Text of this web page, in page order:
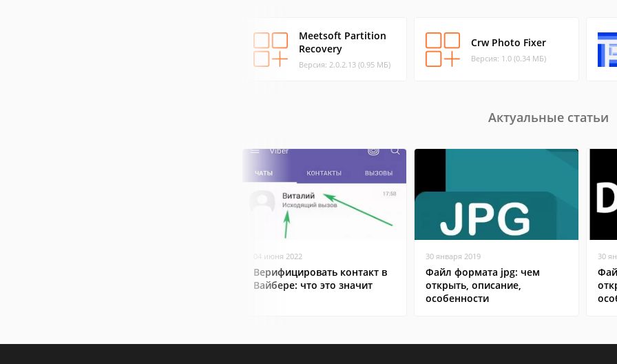
Meetsoft Partition
Recovery
Версия: 2.0.2.13 (0.95 МБ)
Crw Photo Fixer
Версия: 1.0 (0.34 МБ)
Актуальные статьи
04 июня 2022
Верифицировать контакт в
Вайбере: что это значит
30 января 2019
Файл формата jpg: чем
открыть, описание,
особенности
30